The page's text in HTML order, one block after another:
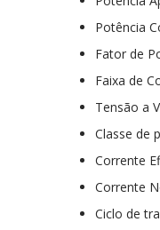
Potência
Fator de
Faixa de
Tensão a
Classe de
Corrente
Corrente
Ciclo de